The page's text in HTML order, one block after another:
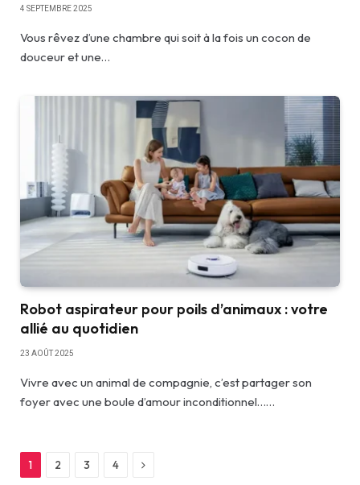
4 SEPTEMBRE 2025
Vous rêvez d’une chambre qui soit à la fois un cocon de
douceur et une…
Robot aspirateur pour poils d’animaux : votre
allié au quotidien
23 AOÛT 2025
Vivre avec un animal de compagnie, c’est partager son
foyer avec une boule d’amour inconditionnel……
1 2 3 4 Next